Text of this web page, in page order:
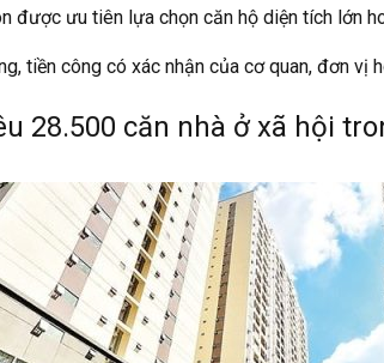
được ưu tiên lựa chọn căn hộ diện tích lớn
tiền công có xác nhận của cơ quan, đơn vị
28.500 căn nhà ở xã hội